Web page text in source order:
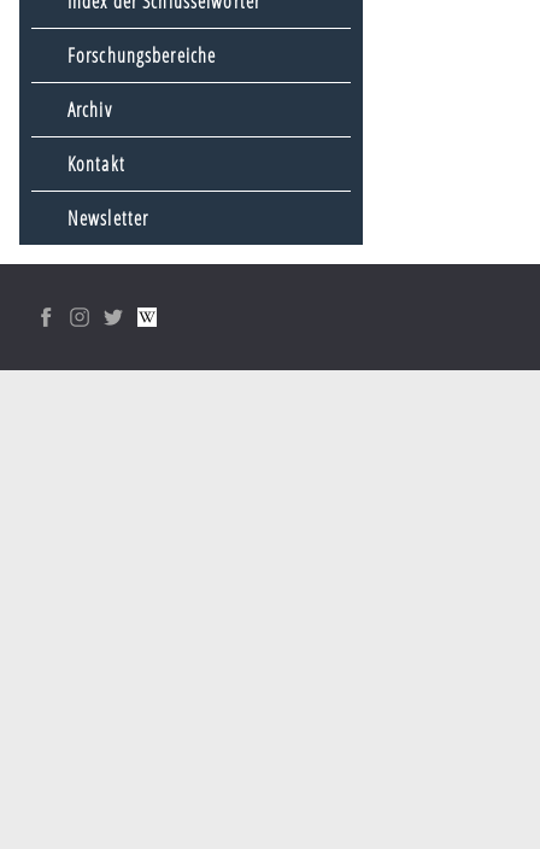
Forschungsbereiche
Archiv
Kontakt
Newsletter